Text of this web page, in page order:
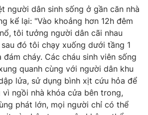
Đài Truyền hình Việt Nam
báo VTV
in và báo điện tử số 483/GP-BTTTT
Thủy
Thị Mỹ Hạnh, Phạm Quốc Thắng,
355 931 - 024.38 355 932
người dân sinh sống ở gần căn nhà
kể lại: "Vào khoảng hơn 12h đêm
tôi tưởng người dân cãi nhau
đó tôi chạy xuống dưới tầng 1
cháy. Các cháu sinh viên sống
quanh cùng với người dân khu
lửa, sử dụng bình xịt cứu hỏa để
vì ngồi nhà khóa cửa bên trong,
phát lớn, mọi người chỉ có thể